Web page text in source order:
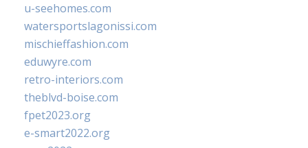
u-seehomes.com
watersportslagonissi.com
mischieffashion.com
eduwyre.com
retro-interiors.com
theblvd-boise.com
fpet2023.org
e-smart2022.org